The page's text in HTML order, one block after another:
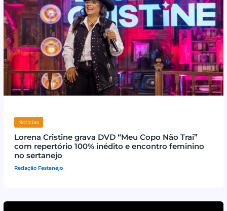
Notícias
Lorena Cristine grava DVD “Meu Copo Não Trai”
com repertório 100% inédito e encontro feminino
no sertanejo
Redação Festanejo